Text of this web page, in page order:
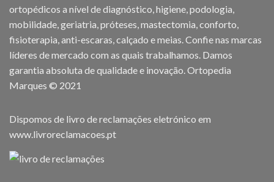
ortopédicos a nível de diagnóstico, higiene, podologia,
mobilidade, geriatria, próteses, mastectomia, conforto,
fisioterapia, anti-escaras, calçado e meias. Confie nas marcas
líderes de mercado com as quais trabalhamos. Damos
garantia absoluta de qualidade e inovação. Ortopedia
Marques © 2021
Dispomos de livro de reclamações eletrónico em
www.livroreclamacoes.pt